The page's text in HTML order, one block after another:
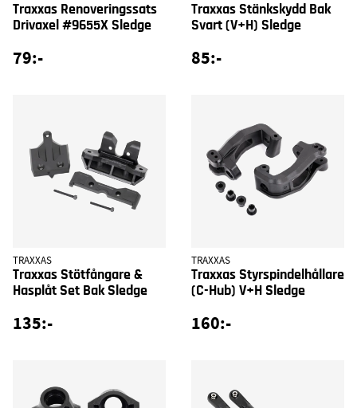
Traxxas Renoveringssats
Drivaxel #9655X Sledge
79:-
Traxxas Stänkskydd Bak
Svart (V+H) Sledge
85:-
TRAXXAS
Traxxas Stötfångare &
Hasplåt Set Bak Sledge
135:-
TRAXXAS
Traxxas Styrspindelhållare
(C-Hub) V+H Sledge
160:-